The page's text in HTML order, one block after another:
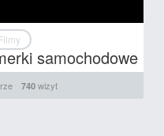
samochodowe
740 wizyt